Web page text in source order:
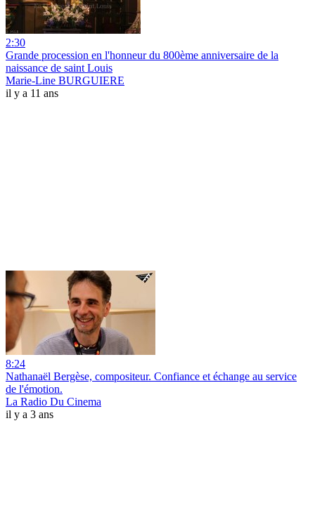
2:30
Grande procession en l'honneur du 800ème anniversaire de la
naissance de saint Louis
Marie-Line BURGUIERE
il y a 11 ans
8:24
Nathanaël Bergèse, compositeur. Confiance et échange au service
de l'émotion.
La Radio Du Cinema
il y a 3 ans